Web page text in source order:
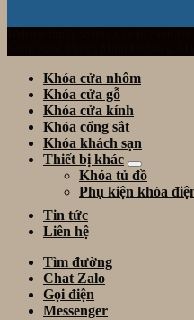
Khóa cửa nhôm
Khóa cửa gỗ
Khóa cửa kính
Khóa cổng sắt
Khóa khách sạn
Thiết bị khác
Khóa tủ đồ
Phụ kiện khóa
Tin tức
Liên hệ
Tìm đường
Chat Zalo
Gọi điện
Messenger